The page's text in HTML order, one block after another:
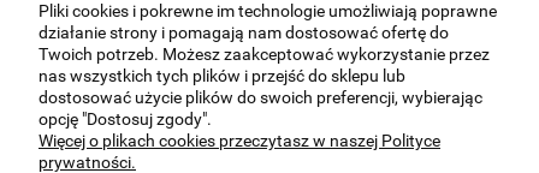
SKLEP ON-LINE
INFORMACJE
Pliki cookies i pokrewne im technologie umożliwiają poprawne
działanie strony i pomagają nam dostosować ofertę do
Twoich potrzeb. Możesz zaakceptować wykorzystanie przez
nas wszystkich tych plików i przejść do sklepu lub
dostosować użycie plików do swoich preferencji, wybierając
opcję "Dostosuj zgody".
Więcej o plikach cookies przeczytasz w naszej Polityce
prywatności.